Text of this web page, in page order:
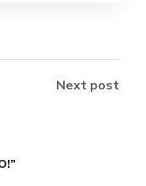
Next post